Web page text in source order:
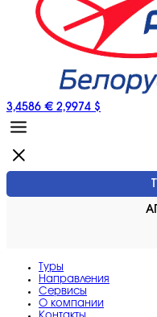
3,4586 € 2,9974 $
Туры
Направления
Сервисы
O компании